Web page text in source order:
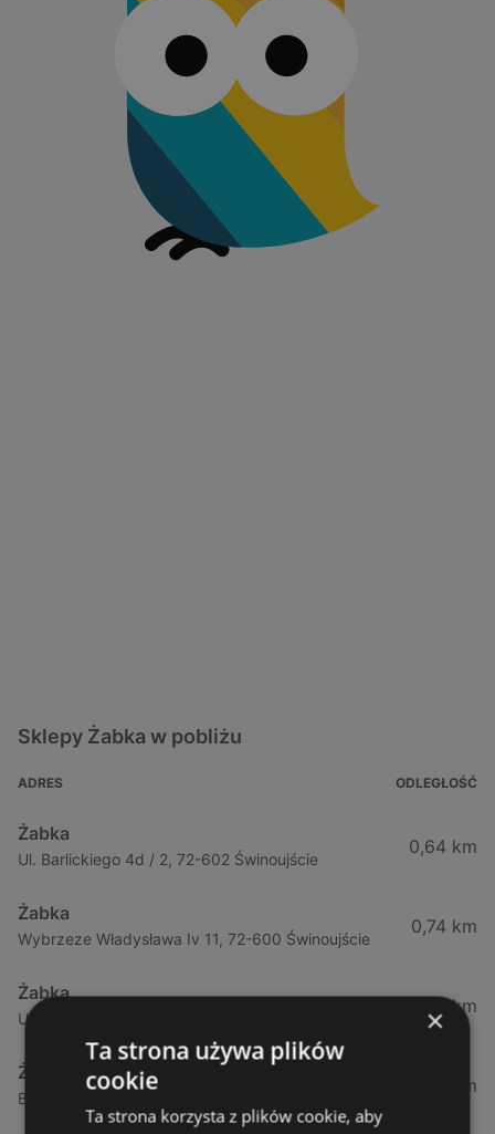
Sklepy Żabka w pobliżu
ADRES ODLEGŁOŚĆ
Żabka
Ul. Barlickiego 4d / 2, 72-602 Świnoujście
0,64 km
Żabka
Wybrzeze Władysława Iv 11, 72-600 Świnoujście
0,74 km
Żabka
Ul. Bohaterów Września 49, 72-600 Świnoujście
0,94 km
Żabka
Bohaterów Września 52, 72-600 Świnoujście
1,02 km
×
Ta strona używa plików
cookie
Ta strona korzysta z plików cookie, aby